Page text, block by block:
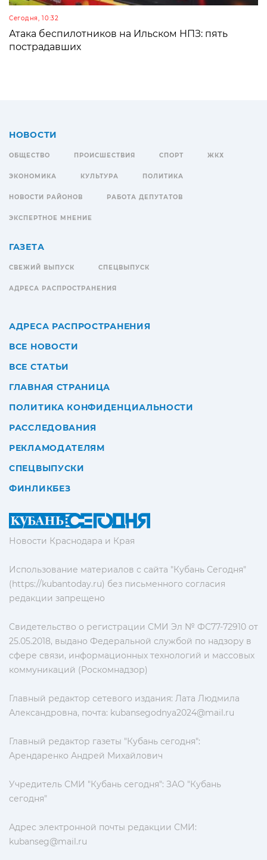
Сегодня, 10:32
Атака беспилотников на Ильском НПЗ: пять
пострадавших
Новости Краснодара и Края
Использование материалов с сайта "Кубань Сегодня"
(https://kubantoday.ru) без письменного согласия
редакции запрещено
Свидетельство о регистрации СМИ Эл № ФС77-72910 от
25.05.2018, выдано Федеральной службой по надзору в
сфере связи, информационных технологий и массовых
коммуникаций (Роскомнадзор)
Главный редактор сетевого издания: Лата Людмила
Александровна, почта: kubansegodnya2024@mail.ru
Главный редактор газеты "Кубань сегодня":
Арендаренко Андрей Михайлович
Учредитель СМИ "Кубань сегодня": ЗАО "Кубань
сегодня"
Адрес электронной почты редакции СМИ:
kubanseg@mail.ru
НОВОСТИ
ОБЩЕСТВО ПРОИСШЕСТВИЯ СПОРТ ЖКХ
ЭКОНОМИКА КУЛЬТУРА ПОЛИТИКА
НОВОСТИ РАЙОНОВ РАБОТА ДЕПУТАТОВ
ЭКСПЕРТНОЕ МНЕНИЕ
ГАЗЕТА
СВЕЖИЙ ВЫПУСК СПЕЦВЫПУСК
АДРЕСА РАСПРОСТРАНЕНИЯ
АДРЕСА РАСПРОСТРАНЕНИЯ
ВСЕ НОВОСТИ
ВСЕ СТАТЬИ
ГЛАВНАЯ СТРАНИЦА
ПОЛИТИКА КОНФИДЕНЦИАЛЬНОСТИ
РАССЛЕДОВАНИЯ
РЕКЛАМОДАТЕЛЯМ
СПЕЦВЫПУСКИ
ФИНЛИКБЕЗ